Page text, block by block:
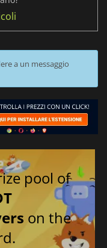
a un messaggio
pool of
on the